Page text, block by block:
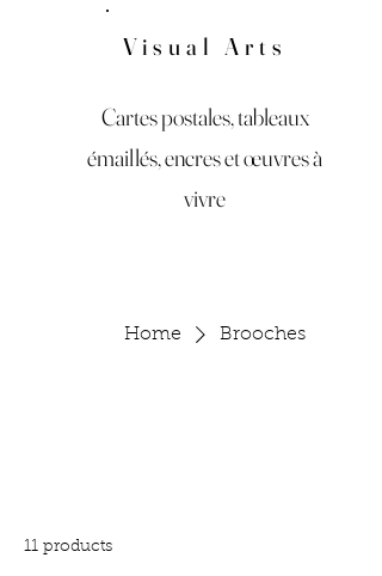
Visual Arts
Cartes postales, tableaux
émaillés, encres et œuvres à
vivre
Home Brooches
11 products